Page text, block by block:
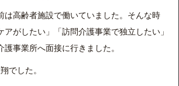
は高齢者施設で働いていました。そんな時
アがしたい」「訪問介護事業で独立したい」
護事業所へ面接に行きました。
でした。